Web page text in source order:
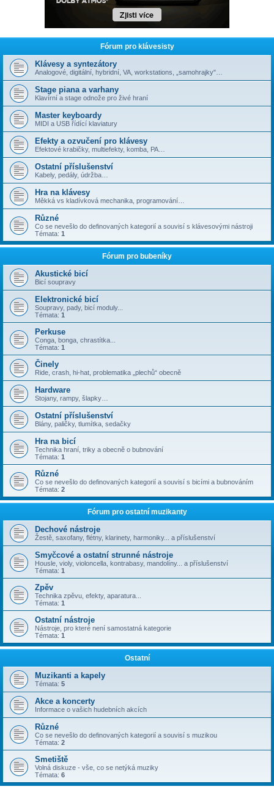
Fórum pro klávesisty
Klávesy a syntezátory
Analogové, digitální, hybridní, VA, workstations, „samohrajky"…
Stage piana a varhany
Klavírní a stage odnože pro živé hraní
Master keyboardy
MIDI a USB řídící klaviatury
Efekty a ozvučení pro klávesy
Efektové krabičky, multiefekty, komba, PA…
Ostatní příslušenství
Kabely, pedály, údržba…
Hra na klávesy
Měkká vs kladívková mechanika, programování…
Různé
Co se nevešlo do definovaných kategorií a souvisí s klávesovými nástroji
Témata: 1
Fórum pro bubeníky
Akustické bicí
Bicí soupravy
Elektronické bicí
Soupravy, pady, bicí moduly...
Témata: 1
Perkuse
Conga, bonga, chrastítka...
Témata: 1
Činely
Ride, crash, hi-hat, problematika „plechů“ obecně
Hardware
Stojany, rampy, šlapky…
Ostatní příslušenství
Blány, paličky, tlumítka, sedačky
Hra na bicí
Technika hraní, triky a obecně o bubnování
Témata: 1
Různé
Co se nevešlo do definovaných kategorií a souvisí s bicími a bubnováním
Témata: 2
Fórum pro ostatní muzikanty
Dechové nástroje
Žestě, saxofany, flétny, klarinety, harmoniky... a příslušenství
Smyčcové a ostatní strunné nástroje
Housle, violy, violoncella, kontrabasy, mandolíny... a příslušenství
Témata: 1
Zpěv
Technika zpěvu, efekty, aparatura...
Témata: 1
Ostatní nástroje
Nástroje, pro které není samostatná kategorie
Témata: 1
Ostatní
Muzikanti a kapely
Témata: 5
Akce a koncerty
Informace o vašich hudebních akcích
Různé
Co se nevešlo do definovaných kategorií a souvisí s muzikou
Témata: 2
Smetiště
Volná diskuze - vše, co se netýká muziky
Témata: 6